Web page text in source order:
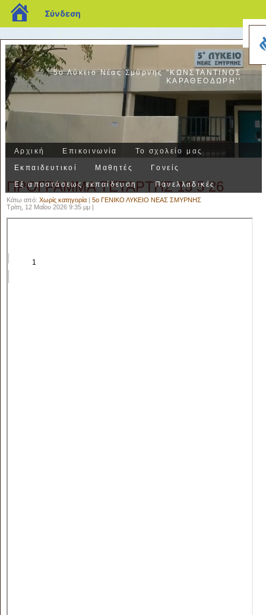
blogs.sch.gr
Σύνδεση
5ο Λύκειο Νέας Σμύρνης "ΚΩΝΣΤΑΝΤΙΝΟΣ
ΚΑΡΑΘΕΟΔΩΡΗ''
Αρχική Επικοινωνία
Το σχολείο μας
Εκπαιδευτικοί
Μαθητές
Γονείς
Εξ αποστάσεως εκπαίδευση
Πανελλαδικές
ΠΡΟΓΡΑΜΜΑ ΤΕΤΑΡΤΗΣ 13 5 26
Κάτω από: Χωρίς κατηγορία | 5ο ΓΕΝΙΚΟ ΛΥΚΕΙΟ ΝΕΑΣ ΣΜΥΡΝΗΣ
Τρίτη, 12 Μαΐου 2026 9:35 μμ |